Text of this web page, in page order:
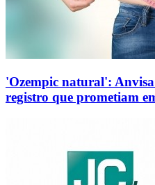
'Ozempic natural':
registro que prometiam